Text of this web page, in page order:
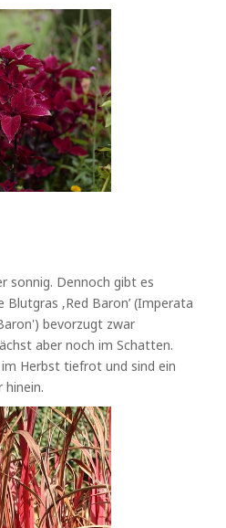
sonnig. Dennoch gibt es
Blutgras ‚Red Baron’ (Imperata
bevorzugt zwar
aber noch im Schatten.
Herbst tiefrot und sind ein
hinein.